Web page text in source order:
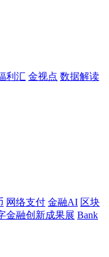
利汇 金视点 数据解读
网络支付 金融AI 区块
金融创新成果展 Bank